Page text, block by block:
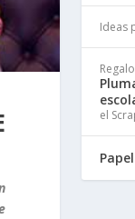
Ideas
el